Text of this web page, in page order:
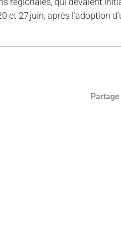
27 juin, après l’adoption
Partage